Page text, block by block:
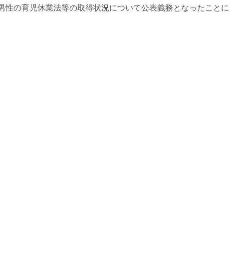
の育児休業法等の取得状況について公表義務となったことに